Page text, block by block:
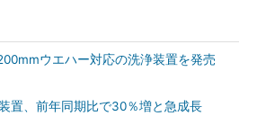
ウエハー対応の洗浄装置を発売
置、前年同期比で30％増と急成長